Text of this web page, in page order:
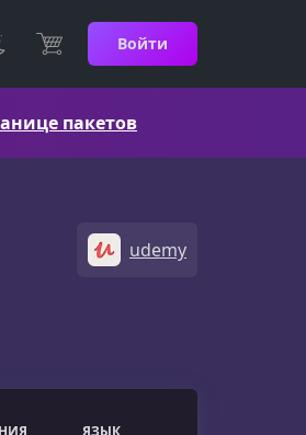
Войти
пакетов
udemy
ЯЗЫК